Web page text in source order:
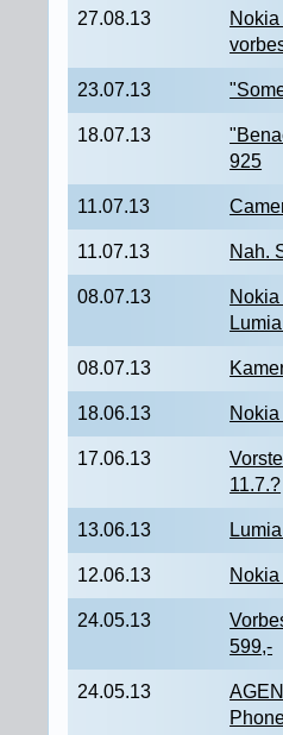
27.08.13
23.07.13
18.07.13
925
11.07.13
11.07.13 Nah.
08.07.13
08.07.13
18.06.13
17.06.13
11.7.?
13.06.13
12.06.13
24.05.13
599,-
24.05.13